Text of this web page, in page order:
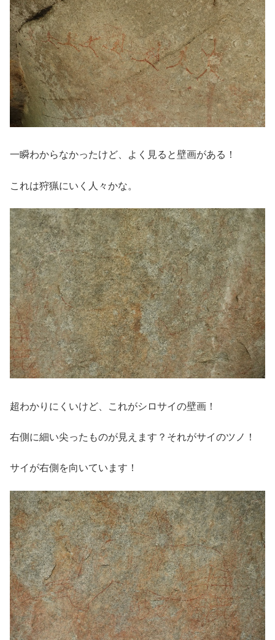
一瞬わからなかったけど、よく見ると壁画がある！
これは狩猟にいく人々かな。
超わかりにくいけど、これがシロサイの壁画！
右側に細い尖ったものが見えます？それがサイのツノ！
サイが右側を向いています！